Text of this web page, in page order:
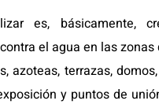
es, básicamente,
el agua en las zonas
azoteas, terrazas,
y puntos de